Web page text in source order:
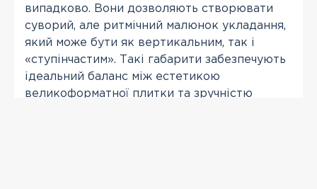
випадково. Вони дозволяють створювати
суворий, але ритмічний малюнок укладання,
який може бути як вертикальним, так і
«ступінчастим». Такі габарити забезпечують
ідеальний баланс між естетикою
великоформатної плитки та зручністю